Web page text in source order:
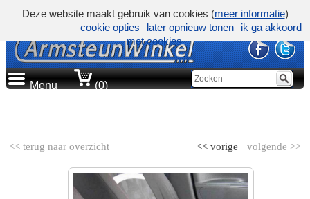
Menu (0)
<< terug naar overzicht volgende >>
<< vorige
Deze website maakt gebruik van cookies (meer informatie)
cookie opties
later opnieuw tonen
ik ga akkoord
met cookies